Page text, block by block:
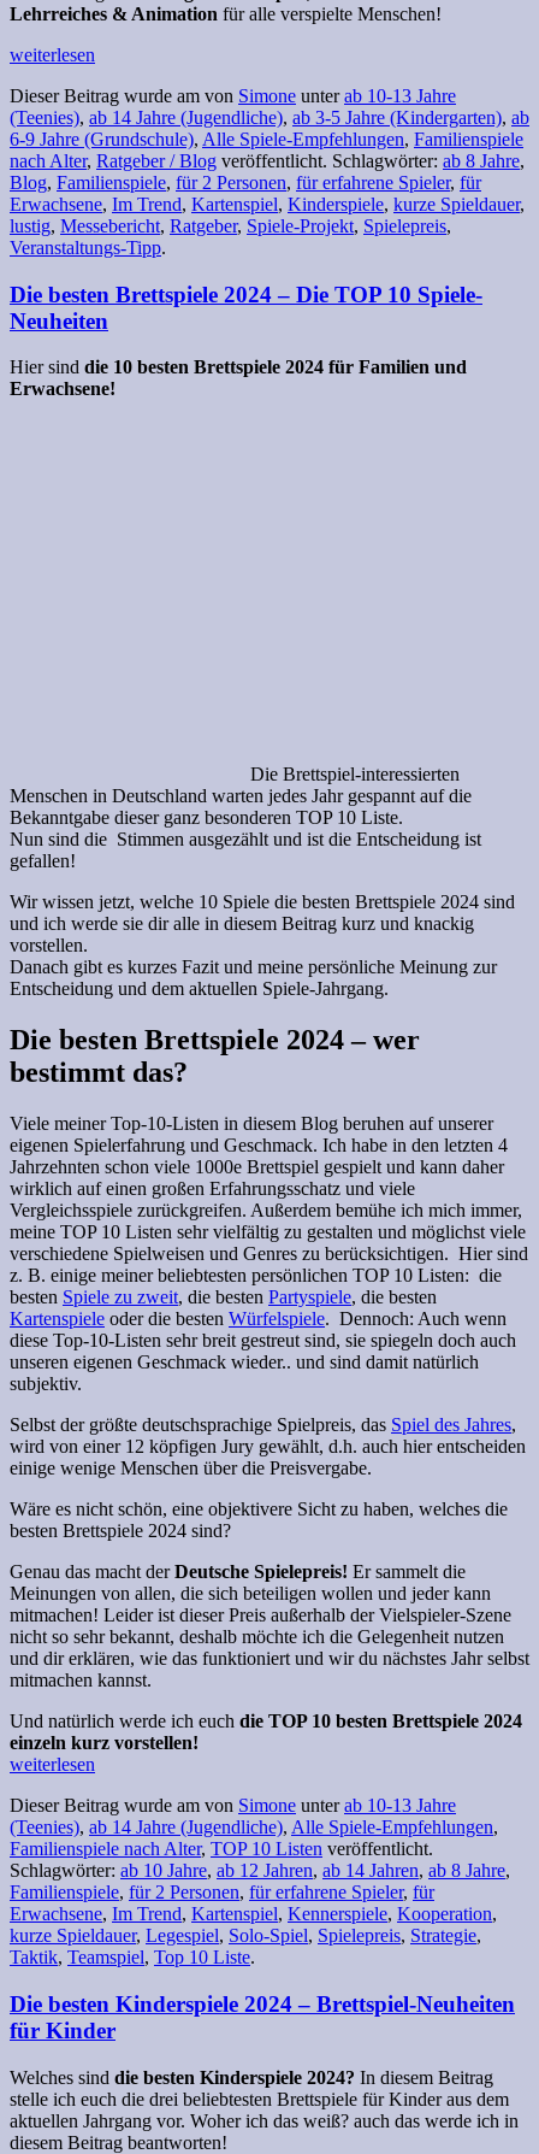
Lehrreiches & Animation für alle verspielte Menschen!
weiterlesen
Dieser Beitrag wurde am von Simone unterab 10-13 Jahre
(Teenies), ab 14 Jahre (Jugendliche), ab 3-5 Jahre (Kindergarten), ab
6-9 Jahre (Grundschule), Alle Spiele-Empfehlungen, Familienspiele
nach Alter, Ratgeber / Blog veröffentlicht. Schlagwörter: ab 8 Jahre,
Blog, Familienspiele, für 2 Personen, für erfahrene Spieler, für
Erwachsene, Im Trend, Kartenspiel, Kinderspiele, kurze Spieldauer,
lustig, Messebericht, Ratgeber, Spiele-Projekt, Spielepreis,
Veranstaltungs-Tipp.
Die besten Brettspiele 2024 – Die TOP 10 Spiele-
Neuheiten
Hier sind die 10 besten Brettspiele 2024 für Familien und
Erwachsene!
Die Brettspiel-interessierten
Menschen in Deutschland warten jedes Jahr gespannt auf die
Bekanntgabe dieser ganz besonderen TOP 10 Liste.
Nun sind die Stimmen ausgezählt und ist die Entscheidung ist
gefallen!
Wir wissen jetzt, welche 10 Spiele die besten Brettspiele 2024 sind
und ich werde sie dir alle in diesem Beitrag kurz und knackig
vorstellen.
Danach gibt es kurzes Fazit und meine persönliche Meinung zur
Entscheidung und dem aktuellen Spiele-Jahrgang.
Die besten Brettspiele 2024 – wer
bestimmt das?
Viele meiner Top-10-Listen in diesem Blog beruhen auf unserer
eigenen Spielerfahrung und Geschmack. Ich habe in den letzten 4
Jahrzehnten schon viele 1000e Brettspiel gespielt und kann daher
wirklich auf einen großen Erfahrungsschatz und viele
Vergleichsspiele zurückgreifen. Außerdem bemühe ich mich immer,
meine TOP 10 Listen sehr vielfältig zu gestalten und möglichst viele
verschiedene Spielweisen und Genres zu berücksichtigen. Hier sind
z. B. einige meiner beliebtesten persönlichen TOP 10 Listen: die
besten Spiele zu zweit, die besten Partyspiele, die besten
Kartenspiele oder die besten Würfelspiele. Dennoch: Auch wenn
diese Top-10-Listen sehr breit gestreut sind, sie spiegeln doch auch
unseren eigenen Geschmack wieder.. und sind damit natürlich
subjektiv.
Selbst der größte deutschsprachige Spielpreis, das Spiel des Jahres,
wird von einer 12 köpfigen Jury gewählt, d.h. auch hier entscheiden
einige wenige Menschen über die Preisvergabe.
Wäre es nicht schön, eine objektivere Sicht zu haben, welches die
besten Brettspiele 2024 sind?
Genau das macht derDeutsche Spielepreis! Er sammelt die
Meinungen von allen, die sich beteiligen wollen und jeder kann
mitmachen! Leider ist dieser Preis außerhalb der Vielspieler-Szene
nicht so sehr bekannt, deshalb möchte ich die Gelegenheit nutzen
und dir erklären, wie das funktioniert und wir du nächstes Jahr selbst
mitmachen kannst.
Und natürlich werde ich euch die TOP 10 besten Brettspiele 2024
einzeln kurz vorstellen!
weiterlesen
Dieser Beitrag wurde am von Simone unterab 10-13 Jahre
(Teenies), ab 14 Jahre (Jugendliche), Alle Spiele-Empfehlungen,
Familienspiele nach Alter, TOP 10 Listen veröffentlicht.
Schlagwörter: ab 10 Jahre, ab 12 Jahren, ab 14 Jahren, ab 8 Jahre,
Familienspiele, für 2 Personen, für erfahrene Spieler, für
Erwachsene, Im Trend, Kartenspiel, Kennerspiele, Kooperation,
kurze Spieldauer, Legespiel, Solo-Spiel, Spielepreis, Strategie,
Taktik, Teamspiel, Top 10 Liste.
Die besten Kinderspiele 2024 – Brettspiel-Neuheiten
für Kinder
Welches sind die besten Kinderspiele 2024? In diesem Beitrag
stelle ich euch die drei beliebtesten Brettspiele für Kinder aus dem
aktuellen Jahrgang vor. Woher ich das weiß? auch das werde ich in
diesem Beitrag beantworten!